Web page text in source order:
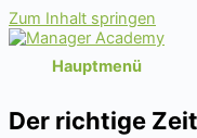
Zum Inhalt springen
Hauptmenü
Der richtige